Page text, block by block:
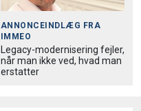
ANNONCEINDLÆG FRA
IMMEO
Legacy-modernisering fejler,
når man ikke ved, hvad man
erstatter